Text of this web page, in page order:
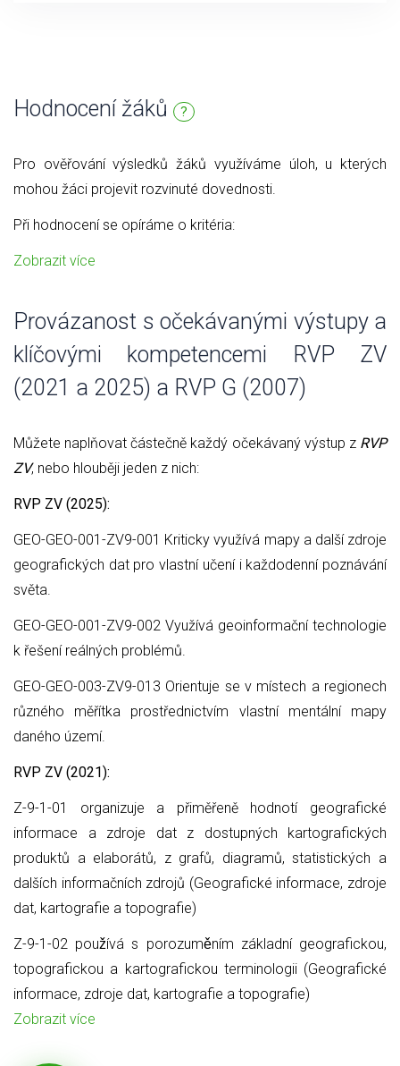
Hodnocení žáků ?
Pro ověřování výsledků žáků využíváme úloh, u kterých
mohou žáci projevit rozvinuté dovednosti.
Při hodnocení se opíráme o kritéria:
Zobrazit více
Provázanost s očekávanými výstupy a
klíčovými kompetencemi RVP ZV
(2021 a 2025) a RVP G (2007)
Můžete naplňovat částečně každý očekávaný výstup z RVP
ZV, nebo hlouběji jeden z nich:
RVP ZV (2025):
GEO-GEO-001-ZV9-001 Kriticky využívá mapy a další zdroje
geografických dat pro vlastní učení i každodenní poznávání
světa.
GEO-GEO-001-ZV9-002 Využívá geoinformační technologie
k řešení reálných problémů.
GEO-GEO-003-ZV9-013 Orientuje se v místech a regionech
různého měřítka prostřednictvím vlastní mentální mapy
daného území.
RVP ZV (2021):
Z-9-1-01 organizuje a přiměřeně hodnotí geografické
informace a zdroje dat z dostupných kartografických
produktů a elaborátů, z grafů, diagramů, statistických a
dalších informačních zdrojů (Geografické informace, zdroje
dat, kartografie a topografie)
Z-9-1-02 používá s porozuměním základní geografickou,
topografickou a kartografickou terminologii (Geografické
informace, zdroje dat, kartografie a topografie)
Zobrazit více